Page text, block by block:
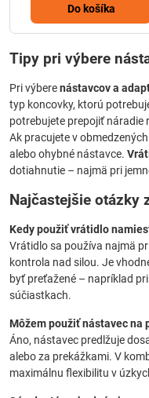
Do košíka
Tipy pri výbere
Pri výberenástavcov a
typ koncovky, ktorú
potrebujete prepojiť náradie
Ak pracujete v
alebo ohybné nástavce.
dotiahnutie – najmä pri
Najčastejšie otázky
Kedy použiť vrátidlo
Vrátidlo sa používa najmä
kontrola nad silou. Je
byť preťažené – napríklad
súčiastkach.
Môžem použiť nástavec na
Áno, nástavec predlžuje
alebo za prekážkami. V
maximálnu flexibilitu v